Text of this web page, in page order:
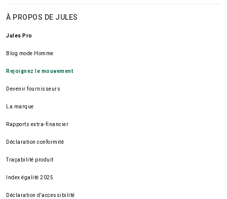
À PROPOS DE JULES
Jules Pro
Blog mode Homme
Rejoignez le mouvement
Devenir fournisseurs
La marque
Rapports extra-financier
Déclaration conformité
Traçabilité produit
Index égalité 2025
Déclaration d'accessibilité